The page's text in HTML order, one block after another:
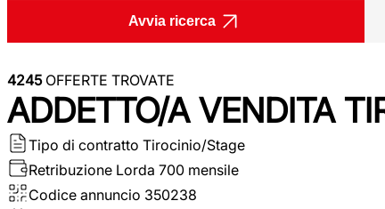
Avvia ricerca
4245OFFERTE TROVATE
ADDETTO/A VENDITA
Tipo di contratto Tirocinio/Stage
Retribuzione Lorda 700 mensile
Codice annuncio 350238